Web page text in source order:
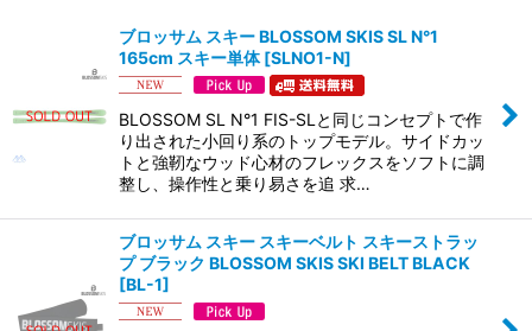
ブロッサム スキー BLOSSOM SKIS SL N°1
165cm スキー単体 [SLNO1-N]
BLOSSOM SL N°1 FIS-SLと同じコンセプトで作
り出された小回り系のトップモデル。サイドカッ
トと強靭なウッド心材のフレックスをソフトに調
整し、操作性と乗り易さを追 求…
ブロッサム スキー スキーベルト スキーストラッ
プ ブラック BLOSSOM SKIS SKI BELT BLACK
[BL-1]